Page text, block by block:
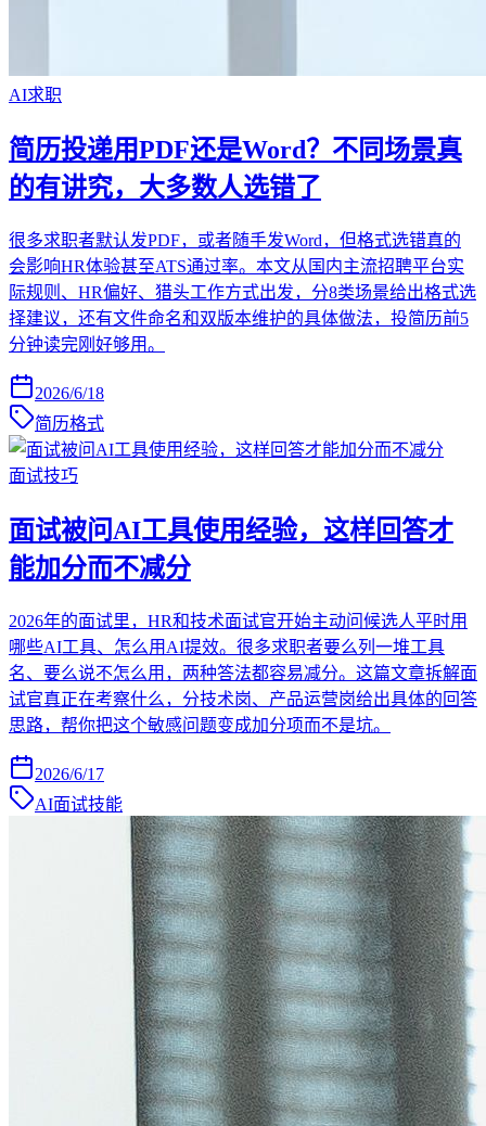
AI求职
简历投递用PDF还是Word？不同场景真
的有讲究，大多数人选错了
很多求职者默认发PDF，或者随手发Word，但格式选错真的
会影响HR体验甚至ATS通过率。本文从国内主流招聘平台实
际规则、HR偏好、猎头工作方式出发，分8类场景给出格式选
择建议，还有文件命名和双版本维护的具体做法，投简历前5
分钟读完刚好够用。
2026/6/18
简历格式
面试技巧
面试被问AI工具使用经验，这样回答才
能加分而不减分
2026年的面试里，HR和技术面试官开始主动问候选人平时用
哪些AI工具、怎么用AI提效。很多求职者要么列一堆工具
名、要么说不怎么用，两种答法都容易减分。这篇文章拆解面
试官真正在考察什么，分技术岗、产品运营岗给出具体的回答
思路，帮你把这个敏感问题变成加分项而不是坑。
2026/6/17
AI面试技能